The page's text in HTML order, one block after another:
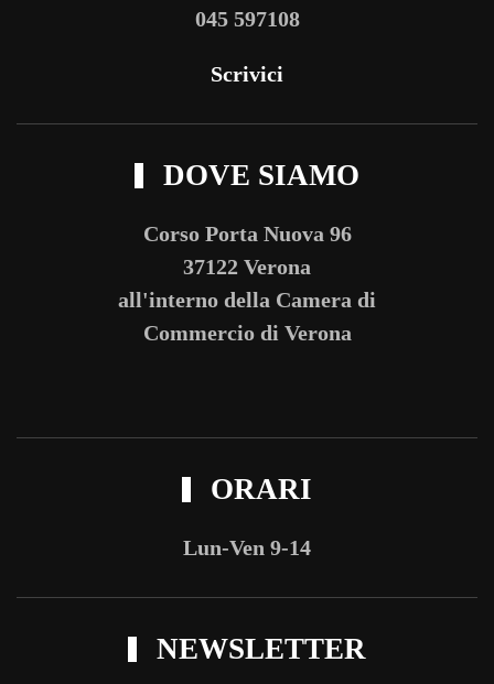
045 597108
Scrivici
DOVE SIAMO
Corso Porta Nuova 96
37122 Verona
all'interno della Camera di
Commercio di Verona
ORARI
Lun-Ven 9-14
NEWSLETTER